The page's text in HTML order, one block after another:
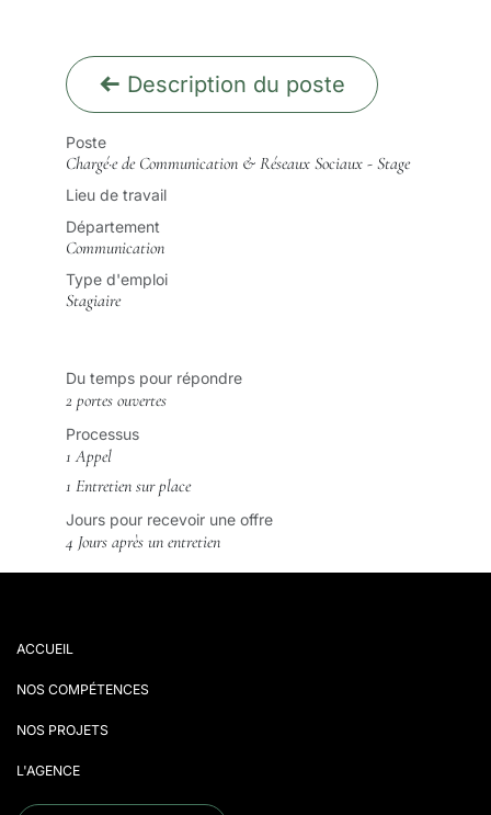
Description du poste
Poste
Chargé·e de Communication & Réseaux Sociaux - Stage
Lieu de travail
Département
Communication
Type d'emploi
Stagiaire
Du temps pour répondre
2 portes ouvertes
Processus
1 Appel
1 Entretien sur place
Jours pour recevoir une offre
4 Jours après un entretien
ACCUEIL
NOS COMPÉTENCES
NOS PROJETS
L'AGENCE